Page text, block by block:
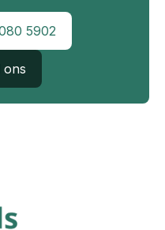
5902
ons